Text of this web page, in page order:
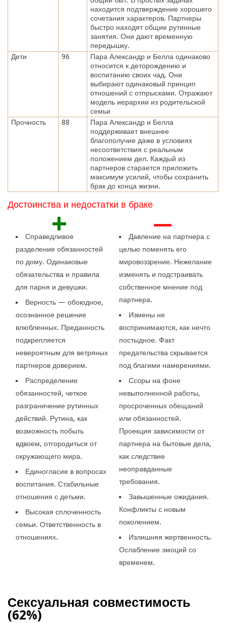
находится подтверждение хорошего
сочетания характеров. Партнеры
быстро находят общие рутинные
занятия. Они дают временную
передышку.
Дети
96
Пара Александр и Белла одинаково
относится к деторождению и
воспитанию своих чад. Они
выбирают одинаковый принцип
отношений с отпрысками. Отражают
модель иерархии из родительской
семьи
Прочность
88
Пара Александр и Белла
поддерживает внешнее
благополучие даже в условиях
несоответствия с реальным
положением дел. Каждый из
партнеров старается приложить
максимум усилий, чтобы сохранить
брак до конца жизни.
Достоинства и недостатки в браке
+
Справедливое
разделение обязанностей
по дому. Одинаковые
обязательства и правила
для парня и девушки.
Верность — обоюдное,
осознанное решение
влюбленных. Преданность
подкрепляется
невероятным для ветряных
партнеров доверием.
Распределение
обязанностей, четкое
разграничение рутинных
действий. Рутина, как
возможность побыть
вдвоем, отгородиться от
окружающего мира.
Единогласие в вопросах
воспитания. Стабильные
отношения с детьми.
Высокая сплоченность
семьи. Ответственность в
отношениях.
—
Давление на партнера с
целью поменять его
мировоззрение. Нежелание
изменять и подстраивать
собственное мнение под
партнера.
Измены не
воспринимаются, как нечто
постыдное. Факт
предательства скрывается
под благими намерениями.
Ссоры на фоне
невыполненной работы,
просроченных обещаний
или обязанностей.
Проекция зависимости от
партнера на бытовые дела,
как следствие
неоправданные
требования.
Завышенные ожидания.
Конфликты с новым
поколением.
Излишняя жертвенность.
Ослабление эмоций со
временем.
Сексуальная совместимость
(62%)